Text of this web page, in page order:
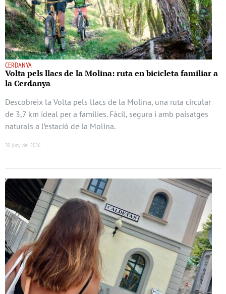
CERDANYA
Volta pels llacs de la Molina: ruta en bicicleta familiar a
la Cerdanya
Descobreix la Volta pels llacs de la Molina, una ruta circular
de 3,7 km ideal per a famílies. Fàcil, segura i amb paisatges
naturals a l’estació de la Molina.
30 juny del 2026